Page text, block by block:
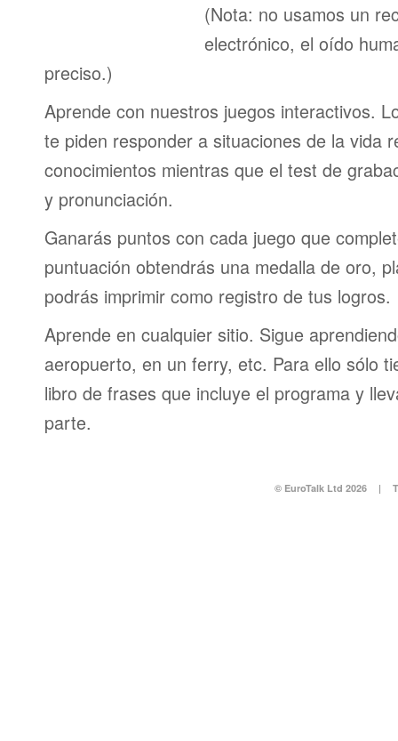
(Nota: no usamos un
electrónico, el oído
preciso.)
Aprende con nuestros juegos interactivos.
te piden responder a situaciones de la vida
conocimientos mientras que el test de
y pronunciación.
Ganarás puntos con cada juego que
puntuación obtendrás una medalla de oro,
podrás imprimir como registro de tus logros.
Aprende en cualquier sitio. Sigue
aeropuerto, en un ferry, etc. Para ello sólo
libro de frases que incluye el programa y
parte.
© EuroTalk Ltd 2026 |